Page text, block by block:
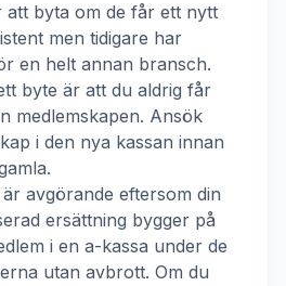
att byta om de får ett nytt
men tidigare har
en helt annan bransch.
byte är att du aldrig får
medlemskapen. Ansök
i den nya kassan innan
avgörande eftersom din
ersättning bygger på
i en a-kassa under de
utan avbrott. Om du